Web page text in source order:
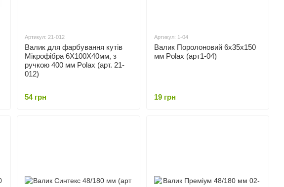
Артикул: 21-012
Валик для фарбування кутів
Мікрофібра 6Х100Х40мм, з
ручкою 400 мм Polax (арт. 21-
012)
54 грн
Артикул: 1-04
Валик Поролоновий 6х35х150
мм Polax (арт1-04)
19 грн